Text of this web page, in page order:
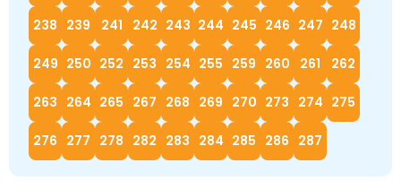
238 239 241 242 243 244 245 246 247 248
249 250 252 253 254 255 259 260 261 262
263 264 265 267 268 269 270 273 274 275
276 277 278 282 283 284 285 286 287